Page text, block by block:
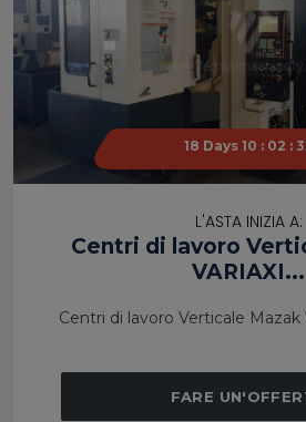
L'ASTA INIZIA A:
18 Days 10 : 02 :
Centri di lavoro
VARIAXI...
Centri di lavoro Verticale Mazak
FARE
18 Days 10 : 02 :